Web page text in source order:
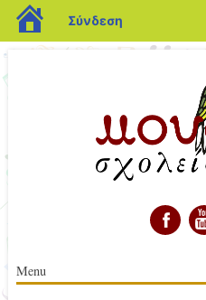
blogs.sch.gr
Σύνδεση
Κύριο μενού
Μετάβαση
Menu